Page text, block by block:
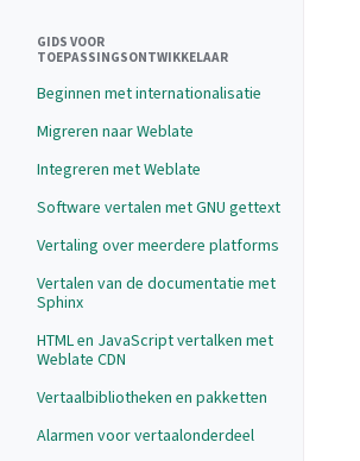
GIDS VOOR
TOEPASSINGSONTWIKKELAAR
Beginnen met internationalisatie
Migreren naar Weblate
Integreren met Weblate
Software vertalen met GNU gettext
Vertaling over meerdere platforms
Vertalen van de documentatie met
Sphinx
HTML en JavaScript vertalken met
Weblate CDN
Vertaalbibliotheken en pakketten
Alarmen voor vertaalonderdeel